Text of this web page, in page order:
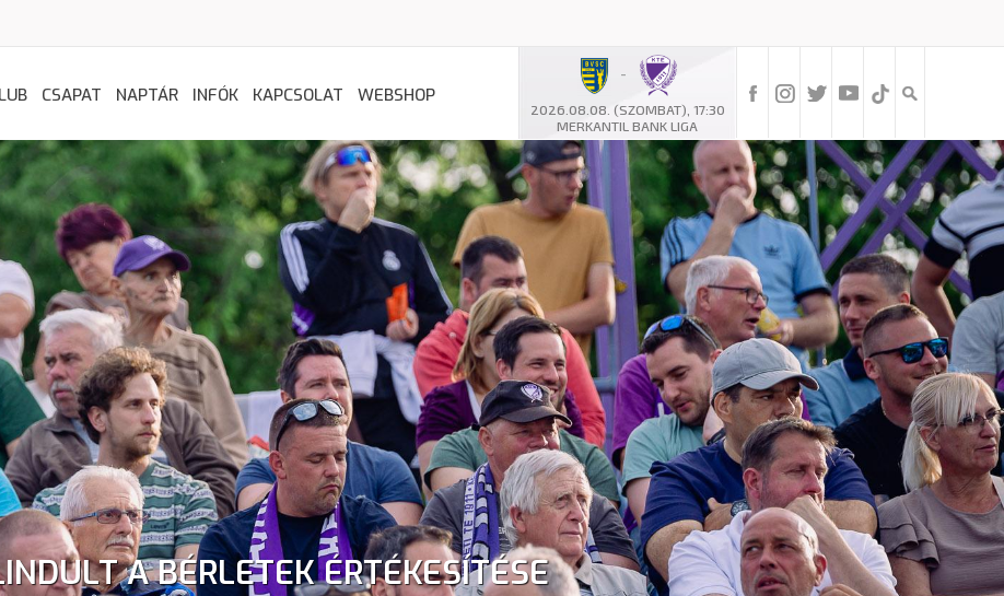
-
2026.08.08. (SZOMBAT), 17:30
MERKANTIL BANK LIGA
CSAPAT NAPTÁR INFÓK KAPCSOLAT WEBSHOP
A BÉRLETEK ÉRTÉKESÍTÉSE